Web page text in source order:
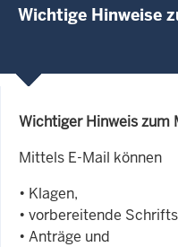
Wichtige Hinweise
Wichtiger Hinweis zum
Mittels E-Mail können
• Klagen,
• vorbereitende
• Anträge und